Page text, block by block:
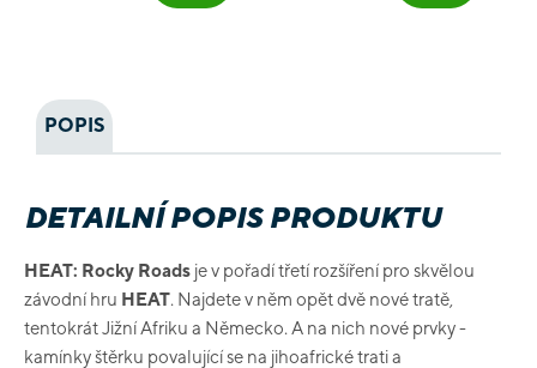
POPIS
DETAILNÍ POPIS PRODUKTU
HEAT: Rocky Roads je v pořadí třetí rozšíření pro skvělou
závodní hru HEAT. Najdete v něm opět dvě nové tratě,
tentokrát Jižní Afriku a Německo. A na nich nové prvky -
kamínky štěrku povalující se na jihoafrické trati a